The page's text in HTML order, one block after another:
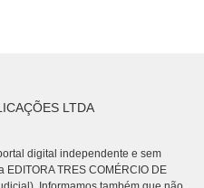
LTDA
digital independente e sem
TRES COMÉRCIO DE